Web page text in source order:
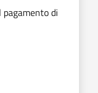
di